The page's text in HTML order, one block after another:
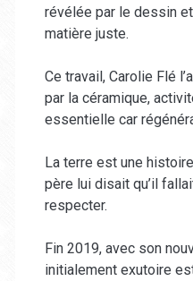
révélée par le dessin
matière juste.
Ce travail, Carolie Flé
par la céramique,
essentielle car
La terre est une
père lui disait qu’il
respecter.
Fin 2019, avec son
initialement exutoire